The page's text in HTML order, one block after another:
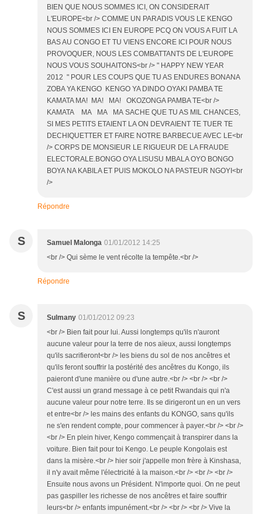
BIEN QUE NOUS SOMMES ICI, ON CONSIDERAIT
L'EUROPE<br /> COMME UN PARADIS VOUS LE KENGO
NOUS SOMMES ICI EN EUROPE PCQ ON VOUS A FUIT LA
BAS AU CONGO ET TU VIENS ENCORE ICI POUR NOUS
PROVOQUER, NOUS LES COMBATTANTS DE L'EUROPE
NOUS VOUS SOUHAITONS<br /> " HAPPY NEW YEAR
2012 " POUR LES COUPS QUE TU AS ENDURES BONANA
ZOBA YA KENGO KENGO YA DINDO OYAKI PAMBA TE
KAMATA MA! MA! MA! OKOZONGA PAMBA TE<br />
KAMATA MA MA MA SACHE QUE TU AS MIL CHANCES,
SI MES PETITS ETAIENT LA ON DEVRAIENT TE TUER TE
DECHIQUETTER ET FAIRE NOTRE BARBECUE AVEC LE<br
/> CORPS DE MONSIEUR LE RIGUEUR DE LA FRAUDE
ELECTORALE.BONGO OYA LISUSU MBALA OYO BONGO
BOYA NA KABILA ET PUIS MOKOLO NA PASTEUR NGOYI<br
/>
Répondre
S Samuel Malonga 01/01/2012 14:25
<br /> Qui sème le vent récolte la tempête.<br />
Répondre
S Sulmany 01/01/2012 09:23
<br /> Bien fait pour lui. Aussi longtemps qu'ils n'auront
aucune valeur pour la terre de nos aïeux, aussi longtemps
qu'ils sacrifieront<br /> les biens du sol de nos ancêtres et
qu'ils feront souffrir la postérité des ancêtres du Kongo, ils
paieront d'une manière ou d'une autre.<br /> <br /> <br />
C'est aussi un grand message à ce petit Rwandais qui n'a
aucune valeur pour notre terre. Ils se dirigeront un en un vers
et entre<br /> les mains des enfants du KONGO, sans qu'ils
ne s'en rendent compte, pour commencer à payer.<br /> <br />
<br /> En plein hiver, Kengo commençait à transpirer dans la
voiture. Bien fait pour toi Kengo. Le peuple Kongolais est
dans la misère.<br /> hier soir j'appelle mon frère à Kinshasa,
il n'y avait même l'électricité à la maison.<br /> <br /> <br />
Ensuite nous avons un Président. N'importe quoi. On ne peut
pas gaspiller les richesse de nos ancêtres et faire souffrir
leurs<br /> enfants impunément.<br /> <br /> <br /> Vive la